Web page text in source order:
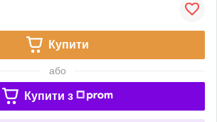
Купити
або
Купити з